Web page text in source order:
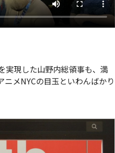
実現した山野内総領事も、満
メNYCの目玉といわんばかり